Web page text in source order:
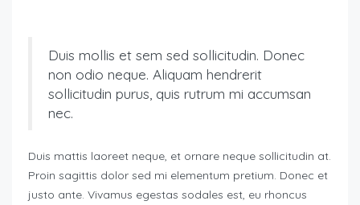
Duis mollis et sem sed sollicitudin. Donec
non odio neque. Aliquam hendrerit
sollicitudin purus, quis rutrum mi accumsan
nec.
Duis mattis laoreet neque, et ornare neque sollicitudin at.
Proin sagittis dolor sed mi elementum pretium. Donec et
justo ante. Vivamus egestas sodales est, eu rhoncus